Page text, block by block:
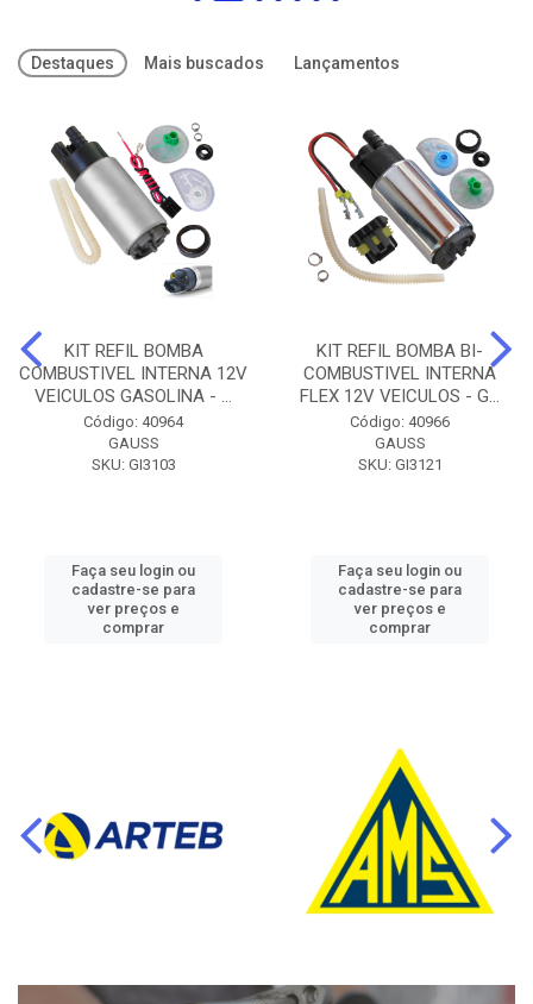
Destaques Mais buscados Lançamentos
KIT REFIL BOMBA
COMBUSTIVEL INTERNA 12V
VEICULOS GASOLINA - ...
Código: 40964
GAUSS
SKU: GI3103
Faça seu login ou
cadastre-se para
ver preços e
comprar
KIT REFIL BOMBA BI-
COMBUSTIVEL INTERNA
FLEX 12V VEICULOS - G...
Código: 40966
GAUSS
SKU: GI3121
Faça seu login ou
cadastre-se para
ver preços e
comprar